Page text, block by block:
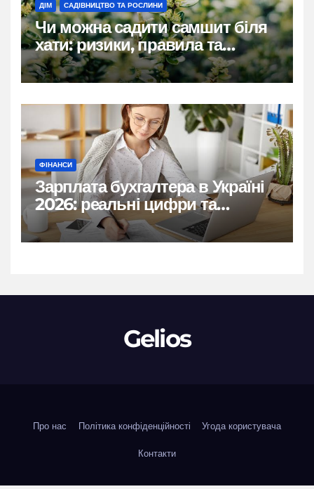
ДІМ САДІВНИЦТВО ТА РОСЛИНИ
Чи можна садити самшит біля
хати: ризики, правила та
практичні рішення
ФІНАНСИ
Зарплата бухгалтера в Україні
2026: реальні цифри та
нюанси
Gelios
Про нас Політика конфіденційності Угода користувача
Контакти